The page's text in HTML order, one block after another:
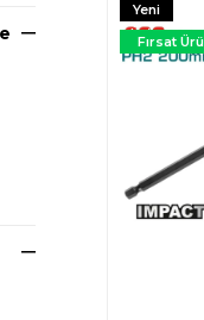
Yeni
Ürün
Fırsat